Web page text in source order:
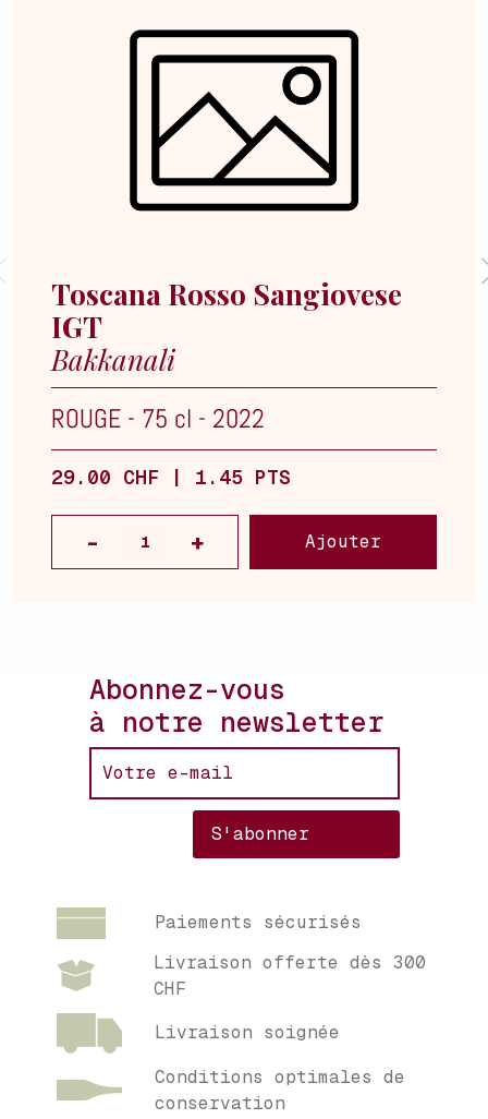
Toscana Rosso Sangiovese
IGT
Bakkanali
ROUGE - 75 cl - 2022
29.00 CHF | 1.45 PTS
Ajouter
Abonnez-vous
à notre newsletter
Paiements sécurisés
Livraison offerte dès 300
CHF
Livraison soignée
Conditions optimales de
conservation